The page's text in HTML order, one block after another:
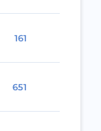
161
651